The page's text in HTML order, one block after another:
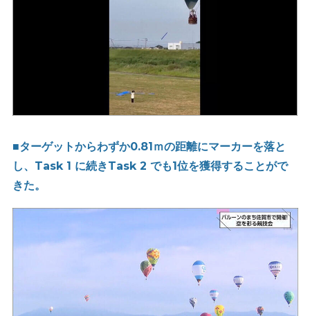
■ターゲットからわずか0.81ｍの距離にマーカーを落と
し、Task 1 に続きTask 2 でも1位を獲得することがで
きた。